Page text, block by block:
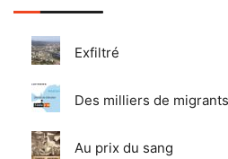
Exfiltré
Des milliers de
Au prix du sang